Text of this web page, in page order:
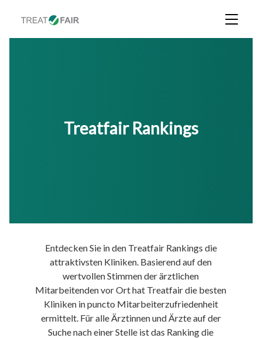
Treatfair Rankings
Entdecken Sie in den Treatfair Rankings die
attraktivsten Kliniken. Basierend auf den
wertvollen Stimmen der ärztlichen
Mitarbeitenden vor Ort hat Treatfair die besten
Kliniken in puncto Mitarbeiterzufriedenheit
ermittelt. Für alle Ärztinnen und Ärzte auf der
Suche nach einer Stelle ist das Ranking die